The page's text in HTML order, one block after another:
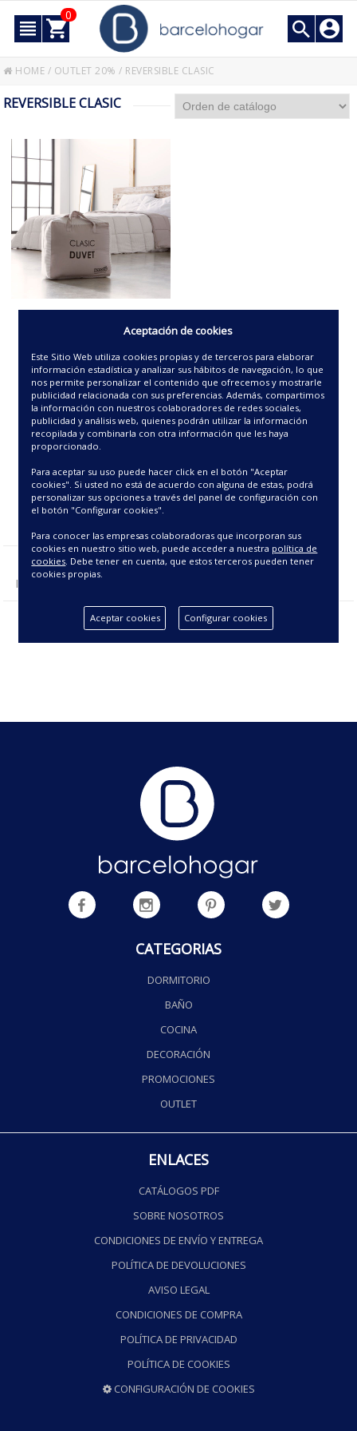
0
HOME / OUTLET 20% / REVERSIBLE CLASIC
REVERSIBLE CLASIC
REVERSIBLE -CLASIC-
53.75€
Mostrando 1 - 1 de 1 producto(s).
CATEGORIAS
DORMITORIO
BAÑO
COCINA
DECORACIÓN
PROMOCIONES
OUTLET
ENLACES
CATÁLOGOS PDF
SOBRE NOSOTROS
CONDICIONES DE ENVÍO Y ENTREGA
POLÍTICA DE DEVOLUCIONES
AVISO LEGAL
CONDICIONES DE COMPRA
POLÍTICA DE PRIVACIDAD
POLÍTICA DE COOKIES
CONFIGURACIÓN DE COOKIES
Aceptación de cookies
Este Sitio Web utiliza cookies propias y de terceros para elaborar
información estadística y analizar sus hábitos de navegación, lo que
nos permite personalizar el contenido que ofrecemos y mostrarle
publicidad relacionada con sus preferencias. Además, compartimos
la información con nuestros colaboradores de redes sociales,
publicidad y análisis web, quienes podrán utilizar la información
recopilada y combinarla con otra información que les haya
proporcionado.
Para aceptar su uso puede hacer click en el botón "Aceptar
cookies". Si usted no está de acuerdo con alguna de estas, podrá
personalizar sus opciones a través del panel de configuración con
el botón "Configurar cookies".
Para conocer las empresas colaboradoras que incorporan sus
cookies en nuestro sitio web, puede acceder a nuestra política de
cookies. Debe tener en cuenta, que estos terceros pueden tener
cookies propias.
Aceptar cookies Configurar cookies